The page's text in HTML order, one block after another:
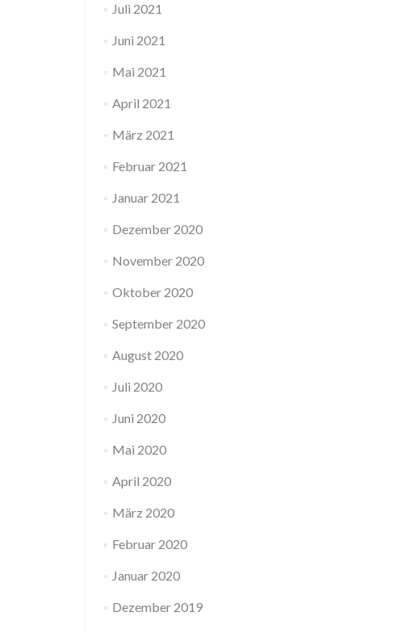
Juli 2021
Juni 2021
Mai 2021
April 2021
März 2021
Februar 2021
Januar 2021
Dezember 2020
November 2020
Oktober 2020
September 2020
August 2020
Juli 2020
Juni 2020
Mai 2020
April 2020
März 2020
Februar 2020
Januar 2020
Dezember 2019